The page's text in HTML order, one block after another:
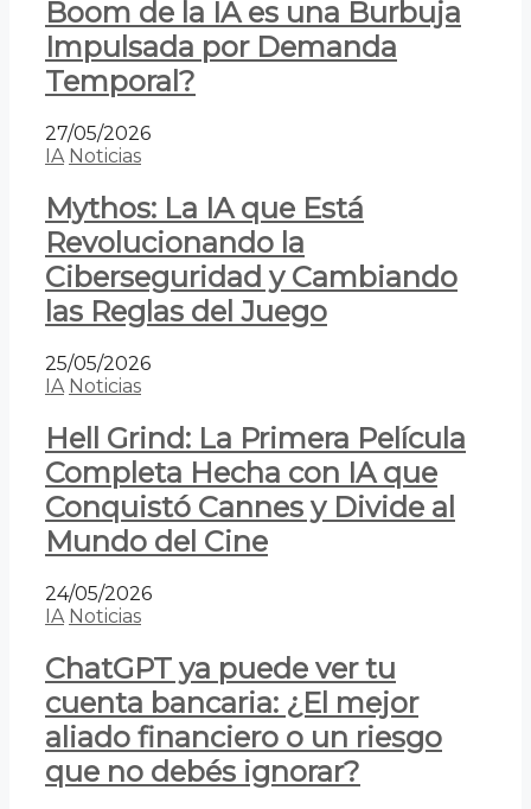
Boom de la IA es una Burbuja
Impulsada por Demanda
Temporal?
27/05/2026
IA Noticias
Mythos: La IA que Está
Revolucionando la
Ciberseguridad y Cambiando
las Reglas del Juego
25/05/2026
IA Noticias
Hell Grind: La Primera Película
Completa Hecha con IA que
Conquistó Cannes y Divide al
Mundo del Cine
24/05/2026
IA Noticias
ChatGPT ya puede ver tu
cuenta bancaria: ¿El mejor
aliado financiero o un riesgo
que no debés ignorar?